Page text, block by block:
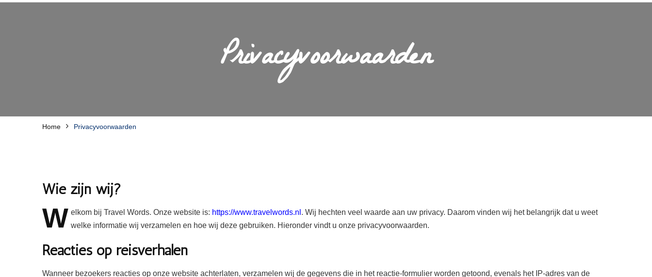
Privacyvoorwaarden
Home Privacyvoorwaarden
Wie zijn wij?
W elkom bij Travel Words. Onze website is: https://www.travelwords.nl . Wij hechten veel waarde aan uw privacy. Daarom vinden wij het belangrijk dat u weet
welke informatie wij verzamelen en hoe wij deze gebruiken. Hieronder vindt u onze privacyvoorwaarden.
Reacties op reisverhalen
Wanneer bezoekers reacties op onze website achterlaten, verzamelen wij de gegevens die in het reactie-formulier worden getoond, evenals het IP-adres van de